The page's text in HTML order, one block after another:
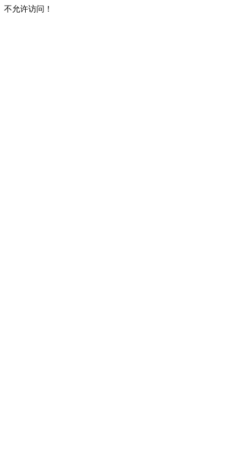
不允许访问！